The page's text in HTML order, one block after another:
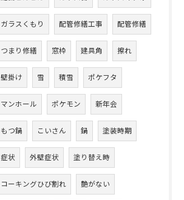
ガラスくもり 配管修繕工事 配管修繕
つまり修繕 窓枠 建具角 擦れ
壁掛け 雪 積雪 ポケフタ
マンホール ポケモン 新年会
もつ鍋 こいさん 鍋 塗装時期
症状 外壁症状 塗り替え時
コーキングひび割れ 艶がない